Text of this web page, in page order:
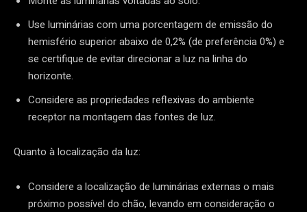
Use luminárias com uma porcentagem de emissão do
hemisfério superior abaixo de 0,2% (de preferência 0%) e
se certifique de evitar direcionar a luz na linha do
horizonte.
Considere as propriedades reflexivas do ambiente
receptor na montagem das fontes de luz.
Quanto à localização da luz:
Considere a localização de luminárias externas o mais
próximo possível do chão, levando em consideração o